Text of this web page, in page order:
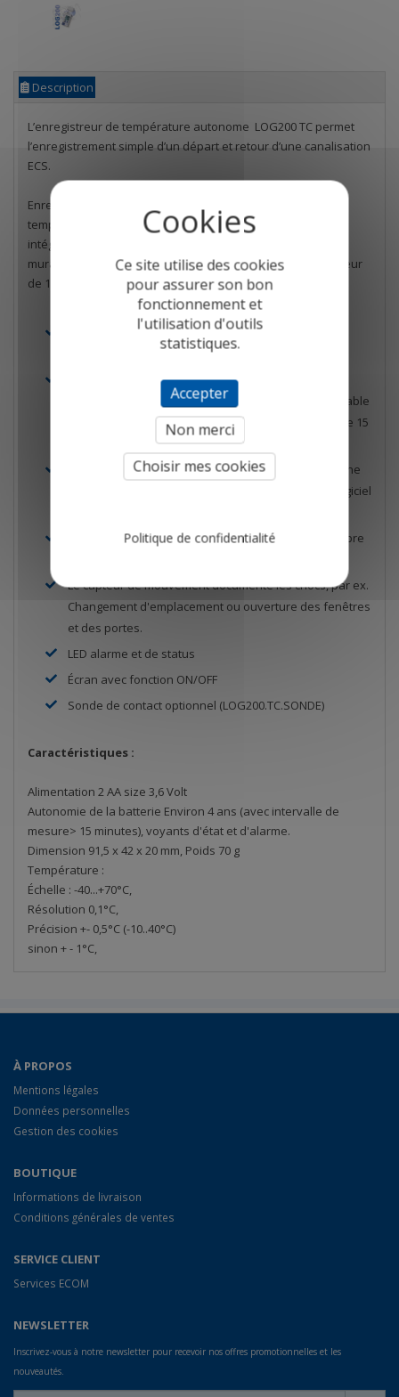
Description
L’enregistreur de température autonome LOG200 TC permet
l’enregistrement simple d’un départ et retour d’une canalisation
ECS.
Enregistreur de données pour l'enregistrement de la
température avec capteur de mouvement. Interface USB
intégrée pour la sortie PDF automatique, y compris support
mural et deux fils thermoélectriques de type K d'une longueur
de 1 m (en option).
L’affichage peut être désactivé, les valeurs max-min
peuvent être réinitialisées à l'écran.
Mémoire 60.000 bloc de datas (Fréq. 10sec à 24h
modifiable par logiciel LogConnect), également utilisable
sans logiciel (intervalle de mesure préprogrammé de 15
Sortie automatique sous forme de fichier PDF (aucune
installation de pilote requise), téléchargement de logiciel
Possibilité de marquer le bloc d'enregistrement (timbre
Le capteur de mouvement documente les chocs, par ex.
Changement d'emplacement ou ouverture des fenêtres
et des portes.
LED alarme et de status
Écran avec fonction ON/OFF
Sonde de contact optionnel (LOG200.TC.SONDE)
Caractéristiques :
Alimentation 2 AA size 3,6 Volt
Autonomie de la batterie Environ 4 ans (avec intervalle de
mesure> 15 minutes), voyants d'état et d'alarme.
Dimension 91,5 x 42 x 20 mm, Poids 70 g
Température :
Échelle : -40...+70°C,
Résolution 0,1°C,
Précision +- 0,5°C (-10..40°C)
sinon + - 1°C,
À PROPOS
Mentions légales
Données personnelles
Gestion des cookies
BOUTIQUE
Informations de livraison
Conditions générales de ventes
SERVICE CLIENT
Services ECOM
NEWSLETTER
Inscrivez-vous à notre newsletter pour recevoir nos offres promotionnelles et les
nouveautés.
Ce site utilise des cookies
pour assurer son bon
fonctionnement et
l'utilisation d'outils
statistiques.
Accepter
Non merci
Choisir mes cookies
Politique de confidentialité